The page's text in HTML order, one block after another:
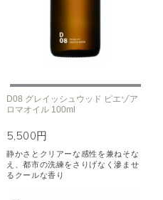
D08 グレイッシュウッド ピエゾア
ロマオイル 100ml
5,500円
静かさとクリアーな感性を兼ねそな
え、都市の洗練をさりげなく滲ませ
るクールな香り